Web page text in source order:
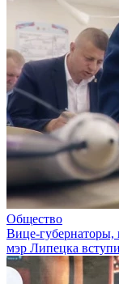
Общество
Вице-губернаторы,
мэр Липецка